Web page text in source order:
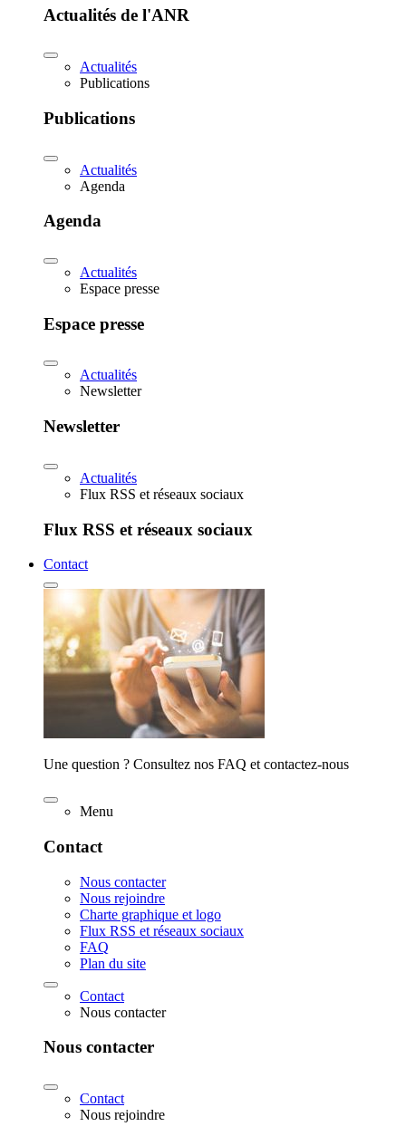
Actualités de l'ANR
Actualités
Publications
Publications
Actualités
Agenda
Agenda
Actualités
Espace presse
Espace presse
Actualités
Newsletter
Newsletter
Actualités
Flux RSS et réseaux sociaux
Flux RSS et réseaux sociaux
Contact
Une question ? Consultez nos FAQ et contactez-nous
Menu
Contact
Nous contacter
Nous rejoindre
Charte graphique et logo
Flux RSS et réseaux sociaux
FAQ
Plan du site
Contact
Nous contacter
Nous contacter
Contact
Nous rejoindre